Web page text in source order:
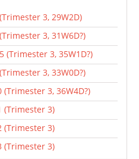
3, 29W2D)
3, 31W6D?)
(Trimester 3, 35W1D?)
3, 33W0D?)
3, 36W4D?)
(Trimester 3)
(Trimester 3)
(Trimester 3)